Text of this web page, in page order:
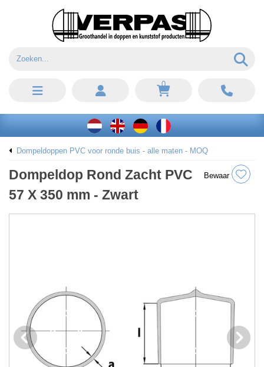
0
Dompeldoppen PVC voor ronde buis - alle maten - MOQ
Dompeldop Rond Zacht PVC
57 X 350 mm - Zwart
Bewaar